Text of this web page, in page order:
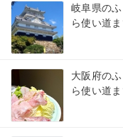
岐阜県の
ら使い道
大阪府の
ら使い道